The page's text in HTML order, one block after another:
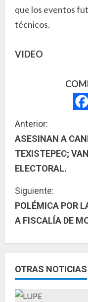
que los eventos
técnicos.
VIDEO
S
i
g
u
e
y
e
Anterior:
ASESINAN A
TEXISTEPEC;
ELECTORAL.
Siguiente:
POLÉMICA POR
A FISCALÍA DE
OTRAS NOTICIAS